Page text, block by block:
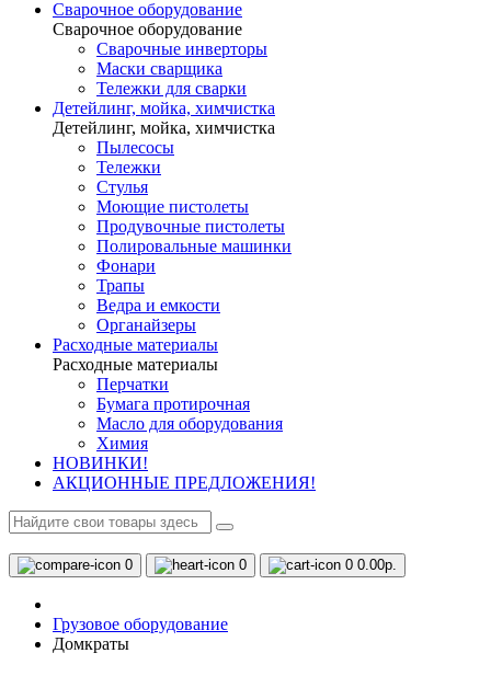
Сварочное оборудование
Сварочное оборудование
Сварочные инверторы
Маски сварщика
Тележки для сварки
Детейлинг, мойка, химчистка
Детейлинг, мойка, химчистка
Пылесосы
Тележки
Стулья
Моющие пистолеты
Продувочные пистолеты
Полировальные машинки
Фонари
Трапы
Ведра и емкости
Органайзеры
Расходные материалы
Расходные материалы
Перчатки
Бумага протирочная
Масло для оборудования
Химия
НОВИНКИ!
АКЦИОННЫЕ ПРЕДЛОЖЕНИЯ!
0 0 0 0.00р.
Грузовое оборудование
Домкраты